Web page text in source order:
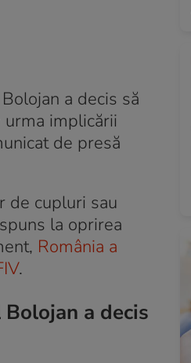
a decis să
implicării
de presă
de cupluri sau
la oprirea
România a
.
a decis